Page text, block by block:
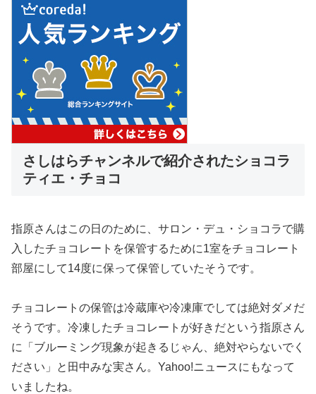
さしはらチャンネルで紹介されたショコラ
ティエ・チョコ
指原さんはこの日のために、サロン・デュ・ショコラで購
入したチョコレートを保管するために1室をチョコレート
部屋にして14度に保って保管していたそうです。
チョコレートの保管は冷蔵庫や冷凍庫でしては絶対ダメだ
そうです。冷凍したチョコレートが好きだという指原さん
に「ブルーミング現象が起きるじゃん、絶対やらないでく
ださい」と田中みな実さん。Yahoo!ニュースにもなって
いましたね。